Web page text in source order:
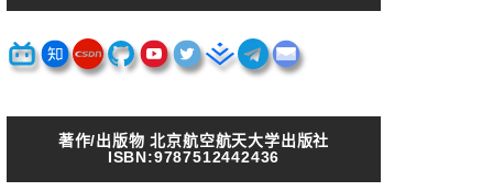
著作/出版物 北京航空航天大学出版社
ISBN:9787512442436